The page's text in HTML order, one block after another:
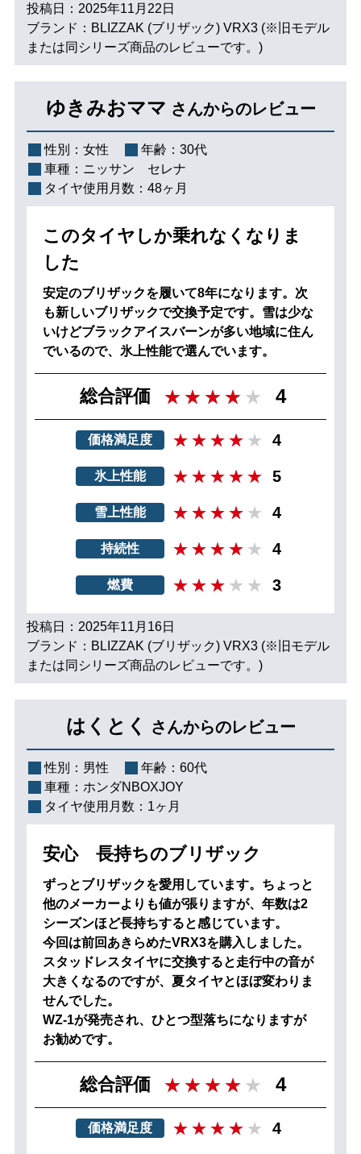
投稿日：2025年11月22日
ブランド：BLIZZAK (ブリザック) VRX3 (※旧モデル
または同シリーズ商品のレビューです。)
ゆきみおママ さんからのレビュー
性別： 女性 年齢： 30代
車種： ニッサン セレナ
タイヤ使用月数： 48ヶ月
このタイヤしか乗れなくなりま
した
安定のブリザックを履いて8年になります。次
も新しいブリザックで交換予定です。雪は少な
いけどブラックアイスバーンが多い地域に住ん
でいるので、氷上性能で選んでいます。
総合評価 4
価格満足度 4
氷上性能 5
雪上性能 4
持続性 4
燃費 3
投稿日：2025年11月16日
ブランド：BLIZZAK (ブリザック) VRX3 (※旧モデル
または同シリーズ商品のレビューです。)
はくとく さんからのレビュー
性別： 男性 年齢： 60代
車種： ホンダNBOXJOY
タイヤ使用月数： 1ヶ月
安心 長持ちのブリザック
ずっとブリザックを愛用しています。ちょっと
他のメーカーよりも値が張りますが、年数は2
シーズンほど長持ちすると感じています。
今回は前回あきらめたVRX3を購入しました。
スタッドレスタイヤに交換すると走行中の音が
大きくなるのですが、夏タイヤとほぼ変わりま
せんでした。
WZ-1が発売され、ひとつ型落ちになりますが
お勧めです。
総合評価 4
価格満足度 4